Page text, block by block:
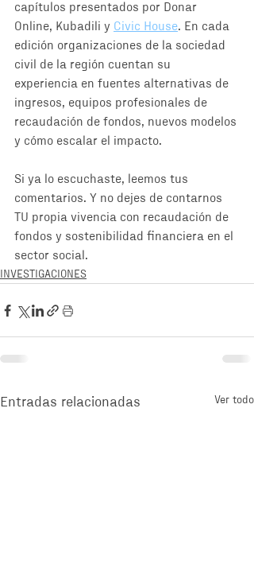
capítulos presentados por Donar
Online, Kubadili y Civic House. En cada
edición organizaciones de la sociedad
civil de la región cuentan su
experiencia en fuentes alternativas de
ingresos, equipos profesionales de
recaudación de fondos, nuevos modelos
y cómo escalar el impacto.
Si ya lo escuchaste, leemos tus
comentarios. Y no dejes de contarnos
TU propia vivencia con recaudación de
fondos y sostenibilidad financiera en el
sector social.
INVESTIGACIONES
Entradas relacionadas Ver todo